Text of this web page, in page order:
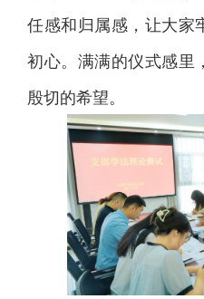
任感和归属感，让大家
初心。满满的仪式感里
殷切的希望。